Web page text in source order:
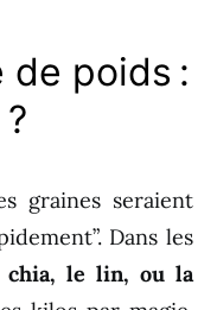
poids :
graines seraient
Dans les
chia, le lin, ou la